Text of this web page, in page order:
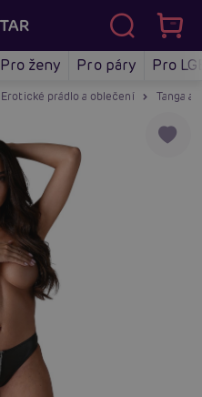
Pro ženy Pro páry Pro
Erotické prádlo a oblečení Tanga a